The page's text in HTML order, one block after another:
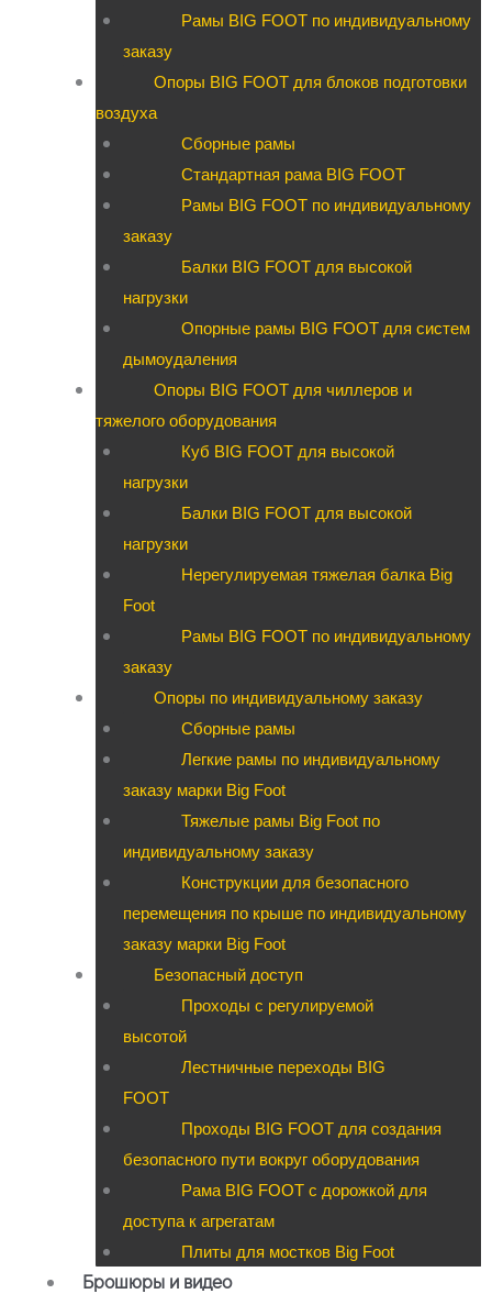
Рамы BIG FOOT по индивидуальному
заказу
Опоры BIG FOOT для блоков подготовки
воздуха
Сборные рамы
Стандартная рама BIG FOOT
Рамы BIG FOOT по индивидуальному
заказу
Балки BIG FOOT для высокой
нагрузки
Опорные рамы BIG FOOT для систем
дымоудаления
Опоры BIG FOOT для чиллеров и
тяжелого оборудования
Куб BIG FOOT для высокой
нагрузки
Балки BIG FOOT для высокой
нагрузки
Нерегулируемая тяжелая балка Big
Foot
Рамы BIG FOOT по индивидуальному
заказу
Опоры по индивидуальному заказу
Сборные рамы
Легкие рамы по индивидуальному
заказу марки Big Foot
Тяжелые рамы Big Foot по
индивидуальному заказу
Конструкции для безопасного
перемещения по крыше по индивидуальному
заказу марки Big Foot
Безопасный доступ
Проходы с регулируемой
высотой
Лестничные переходы BIG
FOOT
Проходы BIG FOOT для создания
безопасного пути вокруг оборудования
Рама BIG FOOT с дорожкой для
доступа к агрегатам
Плиты для мостков Big Foot
Брошюры и видео